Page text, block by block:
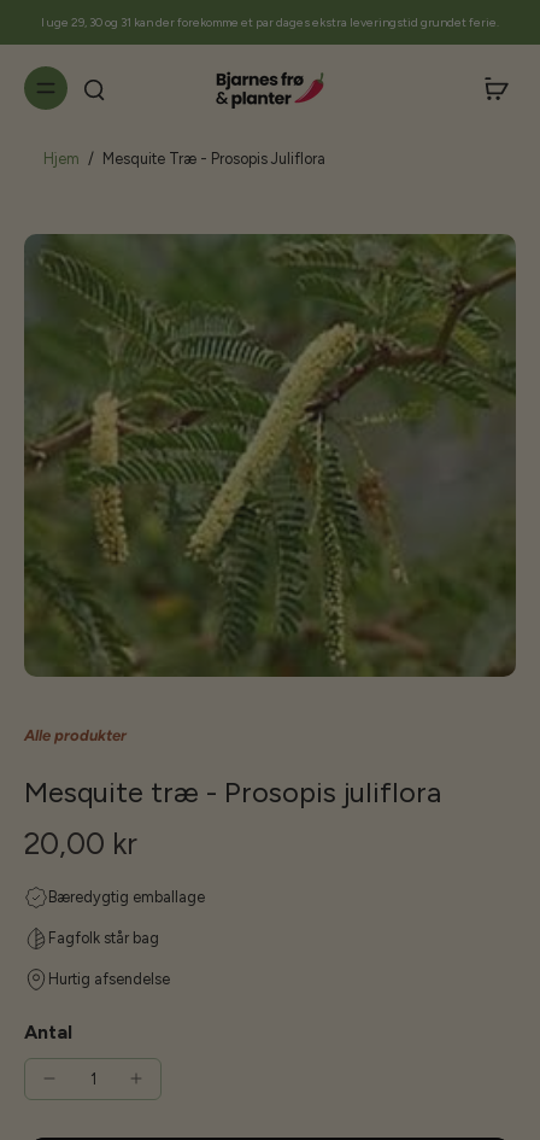
I uge 29, 30 og 31 kan der forekomme et par dages ekstra leveringstid grundet ferie.
Hjem / Mesquite Træ - Prosopis Juliflora
Alle produkter
Mesquite træ - Prosopis juliflora
20,00 kr
Bæredygtig emballage
Fagfolk står bag
Hurtig afsendelse
Antal